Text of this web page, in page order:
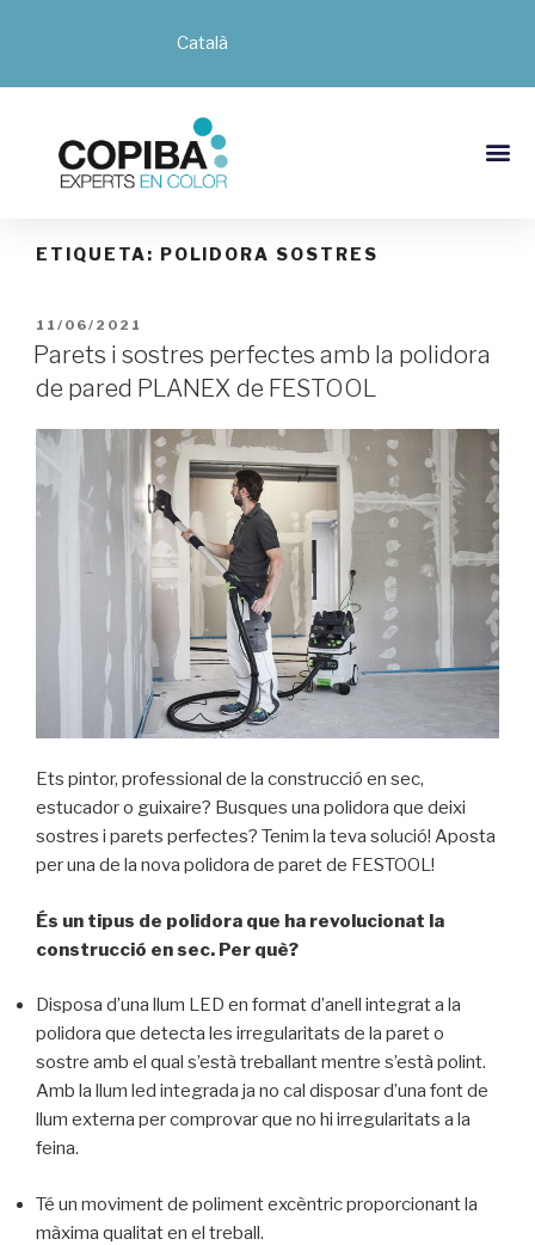
Català
ETIQUETA: POLIDORA SOSTRES
11/06/2021
Parets i sostres perfectes amb la polidora
de pared PLANEX de FESTOOL
Ets pintor, professional de la construcció en sec,
estucador o guixaire? Busques una polidora que deixi
sostres i parets perfectes? Tenim la teva solució! Aposta
per una de la nova polidora de paret de FESTOOL!
És un tipus de polidora que ha revolucionat la
construcció en sec. Per què?
Disposa d’una llum LED en format d’anell integrat a la
polidora que detecta les irregularitats de la paret o
sostre amb el qual s’està treballant mentre s’està polint.
Amb la llum led integrada ja no cal disposar d’una font de
llum externa per comprovar que no hi irregularitats a la
feina.
Té un moviment de poliment excèntric proporcionant la
màxima qualitat en el treball.